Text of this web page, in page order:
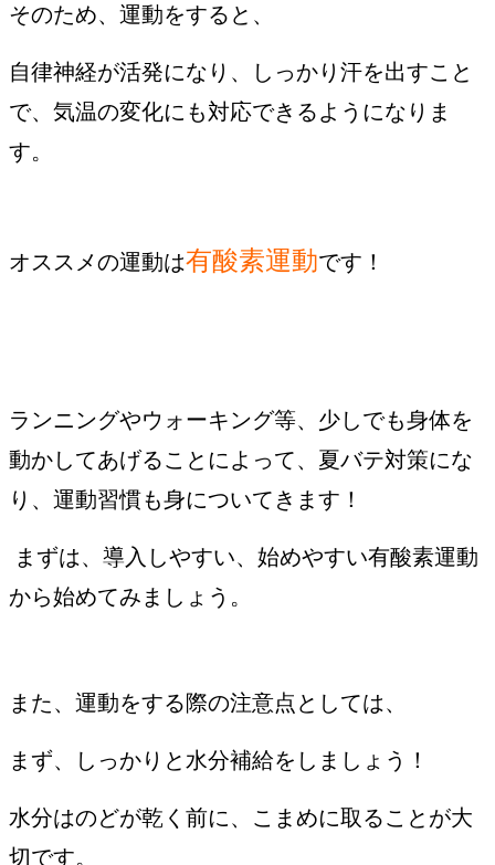
そのため、運動をすると、
自律神経が活発になり、しっかり汗を出すこと
で、気温の変化にも対応できるようになりま
す。
オススメの運動は有酸素運動です！
ランニングやウォーキング等、少しでも身体を
動かしてあげることによって、夏バテ対策にな
り、運動習慣も身についてきます！
まずは、導入しやすい、始めやすい有酸素運動
から始めてみましょう。
また、運動をする際の注意点としては、
まず、しっかりと水分補給をしましょう！
水分はのどが乾く前に、こまめに取ることが大
切です。